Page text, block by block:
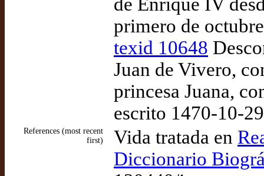
primero de
texid 10648
Juan de Vivero,
princesa Juana,
escrito 1470-10-
References (most recent
first)
Vida tratada en
Diccionario